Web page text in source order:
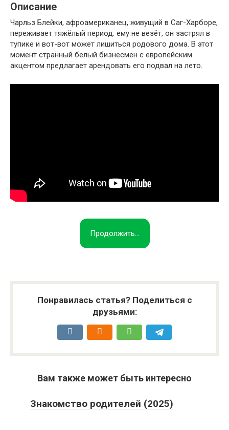
Описание
Чарльз Блейки, афроамериканец, живущий в Саг-Харборе,
переживает тяжёлый период: ему не везёт, он застрял в
тупике и вот-вот может лишиться родового дома. В этот
момент странный белый бизнесмен с европейским
акцентом предлагает арендовать его подвал на лето.
Продолжить...
Понравилась статья? Поделиться с
друзьями:
Вам также может быть интересно
Знакомство родителей (2025)